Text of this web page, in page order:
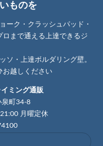
ものを
ーク・クラッシュパッド・
ロまで通える上達できるジ
ソ・上達ボルダリング壁。
お越しください
ミング通販
泉町34-8
月曜定休